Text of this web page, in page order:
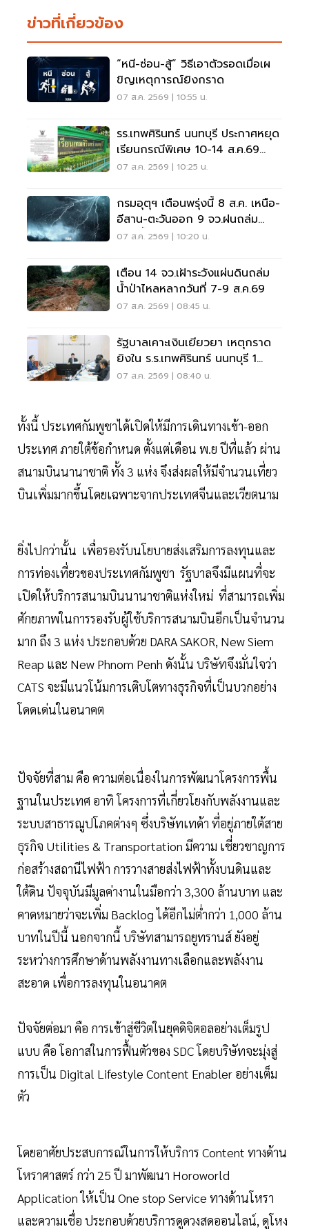
ข่าวที่เกี่ยวข้อง
“หนี-ซ่อน-สู้” วิธีเอาตัวรอดเมื่อเผ
ขิญเหตุการณ์ยิงกราด
07 ส.ค. 2569 | 10:55 น.
รร.เทพศิรินทร์ นนทบุรี ประกาศหยุด
เรียนกรณีพิเศษ 10-14 ส.ค.69
หลังเหตุกราดยิง
07 ส.ค. 2569 | 10:25 น.
กรมอุตุฯ เตือนพรุ่งนี้ 8 ส.ค. เหนือ-
อีสาน-ตะวันออก 9 จว.ฝนถล่ม
ระวังน้ำท่วมฉับพลัน
07 ส.ค. 2569 | 10:20 น.
เตือน 14 จว.เฝ้าระวังแผ่นดินถล่ม
น้ำป่าไหลหลากวันที่ 7-9 ส.ค.69
07 ส.ค. 2569 | 08:45 น.
รัฐบาลเคาะเงินเยียวยา เหตุกราด
ยิงใน ร.ร.เทพศิรินทร์ นนทบุรี 1
แสน-1ล้าน
07 ส.ค. 2569 | 08:40 น.
ทั้งนี้ ประเทศกัมพูชาได้เปิดให้มีการเดินทางเข้า-ออก
ประเทศ ภายใต้ข้อกำหนด ตั้งแต่เดือน พ.ย ปีที่แล้ว ผ่าน
สนามบินนานาชาติ ทั้ง 3 แห่ง จึงส่งผลให้มีจำนวนเที่ยว
บินเพิ่มมากขึ้นโดยเฉพาะจากประเทศจีนและเวียตนาม
ยิ่งไปกว่านั้น เพื่อรองรับนโยบายส่งเสริมการลงทุนและ
การท่องเที่ยวของประเทศกัมพูชา รัฐบาลจึงมีแผนที่จะ
เปิดให้บริการสนามบินนานาชาติแห่งใหม่ ที่สามารถเพิ่ม
ศักยภาพในการรองรับผู้ใช้บริการสนามบินอีกเป็นจำนวน
มาก ถึง 3 แห่ง ประกอบด้วย DARA SAKOR, New Siem
Reap และ New Phnom Penh ดังนั้น บริษัทจึงมั่นใจว่า
CATS จะมีแนวโน้มการเติบโตทางธุรกิจที่เป็นบวกอย่าง
โดดเด่นในอนาคต
ปัจจัยที่สาม คือ ความต่อเนื่องในการพัฒนาโครงการพื้น
ฐานในประเทศ อาทิ โครงการที่เกี่ยวโยงกับพลังงานและ
ระบบสาธารณูปโภคต่างๆ ซึ่งบริษัทเทด้า ที่อยู่ภายใต้สาย
ธุรกิจ Utilities & Transportation มีความ เชี่ยวชาญการ
ก่อสร้างสถานีไฟฟ้า การวางสายส่งไฟฟ้าทั้งบนดินและ
ใต้ดิน ปัจจุบันมีมูลค่างานในมือกว่า 3,300 ล้านบาท และ
คาดหมายว่าจะเพิ่ม Backlog ได้อีกไม่ต่ำกว่า 1,000 ล้าน
บาทในปีนี้ นอกจากนี้ บริษัทสามารถยูทรานส์ ยังอยู่
ระหว่างการศึกษาด้านพลังงานทางเลือกและพลังงาน
สะอาด เพื่อการลงทุนในอนาคต
ปัจจัยต่อมา คือ การเข้าสู่ชีวิตในยุคดิจิตอลอย่างเต็มรูป
แบบ คือ โอกาสในการฟื้นตัวของ SDC โดยบริษัทจะมุ่งสู่
การเป็น Digital Lifestyle Content Enabler อย่างเต็ม
ตัว
โดยอาศัยประสบการณ์ในการให้บริการ Content ทางด้าน
โหราศาสตร์ กว่า 25 ปี มาพัฒนา Horoworld
Application ให้เป็น One stop Service ทางด้านโหรา
และความเชื่อ ประกอบด้วยบริการดูดวงสดออนไลน์, ดูโหง